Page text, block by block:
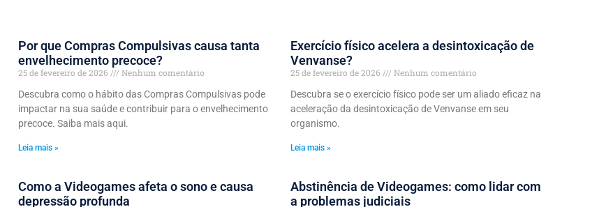
Por que Compras Compulsivas causa tanta
envelhecimento precoce?
25 de fevereiro de 2026
Nenhum comentário
Descubra como o hábito das Compras Compulsivas pode
impactar na sua saúde e contribuir para o envelhecimento
precoce. Saiba mais aqui.
Leia mais »
Exercício físico acelera a desintoxicação de
Venvanse?
25 de fevereiro de 2026
Nenhum comentário
Descubra se o exercício físico pode ser um aliado eficaz na
aceleração da desintoxicação de Venvanse em seu
organismo.
Leia mais »
Como a Videogames afeta o sono e causa
depressão profunda
Abstinência de Videogames: como lidar com
a problemas judiciais